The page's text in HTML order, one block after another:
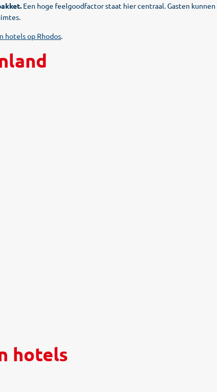
Een hoge feelgoodfactor staat hier centraal. Gasten kunnen
hotels op Rhodos
hotels